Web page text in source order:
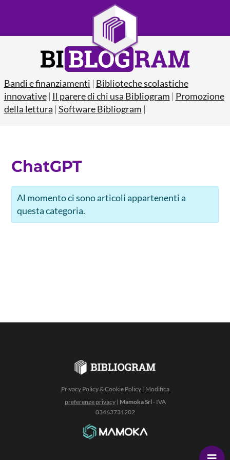
Bandi e finanziamenti | Biblioteche scolastiche
innovative| Il parere di chi usa Bibliogram | Promozione
della lettura | Software Bibliogram |
ChatGPT
Al momento ci sono articoli appartenenti a
questa categoria.
Privacy Policy&Cookie Policy| Modifica
preferenze privacy| Mamoka Srl- IVA
03463731202